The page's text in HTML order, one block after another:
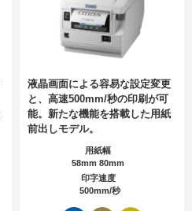
液晶画面による容易な設定変更
と、高速500mm/秒の印刷が可
能。新たな機能を搭載した用紙
前出しモデル。
用紙幅
58mm 80mm
印字速度
500mm/秒